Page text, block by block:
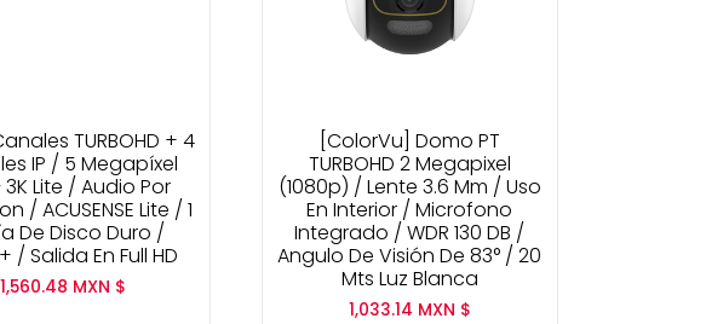
TURBOHD + 4
IP / 5 Megapíxel
3K Lite / Audio Por
/ ACUSENSE Lite / 1
De Disco Duro /
/ Salida En Full HD
1,560.48 MXN $
[ColorVu] Domo PT
TURBOHD 2 Megapixel
(1080p) / Lente 3.6 Mm / Uso
En Interior / Microfono
Integrado / WDR 130 DB /
Angulo De Visión De 83° / 20
Mts Luz Blanca
1,033.14 MXN $